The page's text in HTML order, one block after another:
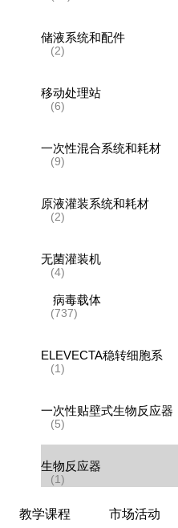
储液系统和配件
(2)
移动处理站
(6)
一次性混合系统和耗材
(9)
原液灌装系统和耗材
(2)
无菌灌装机
(4)
病毒载体
(737)
ELEVECTA稳转细胞系
(1)
一次性贴壁式生物反应器
(5)
生物反应器
(1)
层析系统和层析柱
教学课程 市场活动